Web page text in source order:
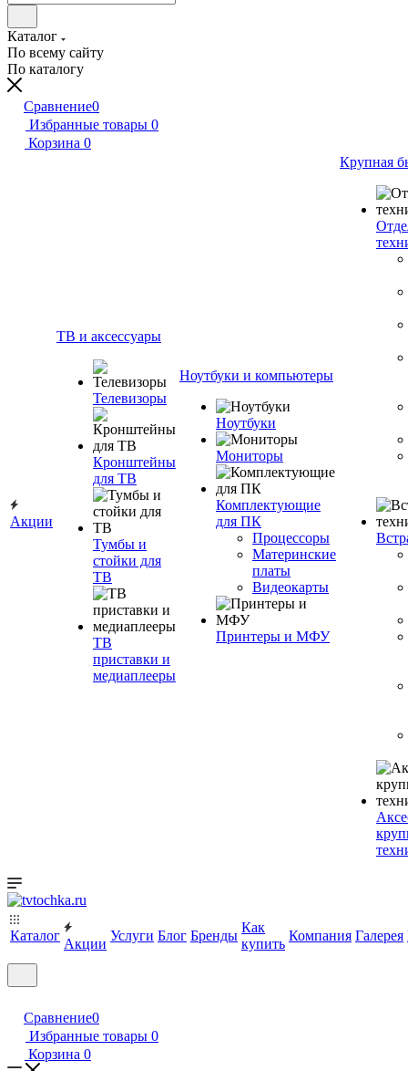
Каталог
По всему сайту
По каталогу
Сравнение0
Избранные товары 0
Корзина 0
Акции
ТВ и аксессуары
Телевизоры
Кронштейны
для ТВ
Тумбы и
стойки для
ТВ
ТВ
приставки и
медиаплееры
Ноутбуки и компьютеры
Ноутбуки
Мониторы
Комплектующие
для ПК
Процессоры
Материнские
платы
Видеокарты
Принтеры и МФУ
Крупная
Каталог
Акции
Услуги Блог Бренды
Как
купить
Компания Галерея
Сравнение0
Избранные товары 0
Корзина 0